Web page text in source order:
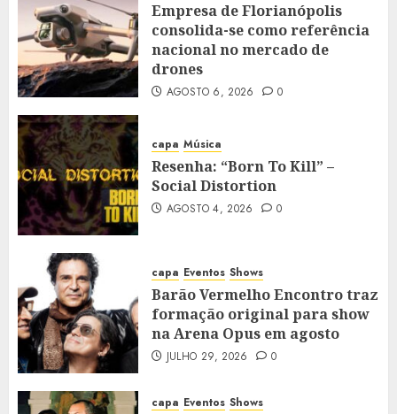
Empresa de Florianópolis
consolida-se como referência
nacional no mercado de
drones
AGOSTO 6, 2026 0
capa Música
Resenha: “Born To Kill” –
Social Distortion
AGOSTO 4, 2026 0
capa Eventos Shows
Barão Vermelho Encontro traz
formação original para show
na Arena Opus em agosto
JULHO 29, 2026 0
capa Eventos Shows